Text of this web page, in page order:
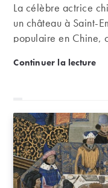
La célèbre actrice
un château à Saint-
populaire en Chine,
hectares sur
Continuer la lecture